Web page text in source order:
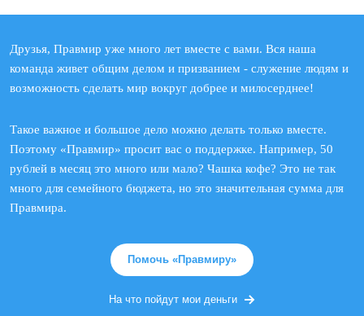
Друзья, Правмир уже много лет вместе с вами. Вся наша
команда живет общим делом и призванием - служение людям и
возможность сделать мир вокруг добрее и милосерднее!
Такое важное и большое дело можно делать только вместе.
Поэтому «Правмир» просит вас о поддержке. Например, 50
рублей в месяц это много или мало? Чашка кофе? Это не так
много для семейного бюджета, но это значительная сумма для
Правмира.
Помочь «Правмиру»
На что пойдут мои деньги